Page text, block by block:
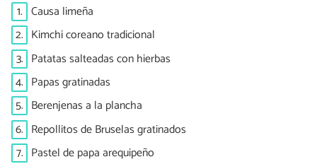
1. Causa limeña
2. Kimchi coreano tradicional
3. Patatas salteadas con hierbas
4. Papas gratinadas
5. Berenjenas a la plancha
6. Repollitos de Bruselas gratinados
7. Pastel de papa arequipeño